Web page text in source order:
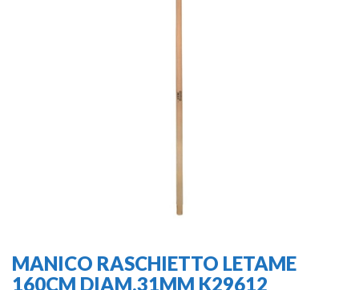
MANICO RASCHIETTO LETAME
160CM DIAM.31MM K29612